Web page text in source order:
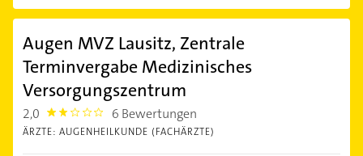
Augen MVZ Lausitz, Zentrale
Terminvergabe Medizinisches
Versorgungszentrum
2,0 2.0 6 Bewertungen
ÄRZTE: AUGENHEILKUNDE (FACHÄRZTE)